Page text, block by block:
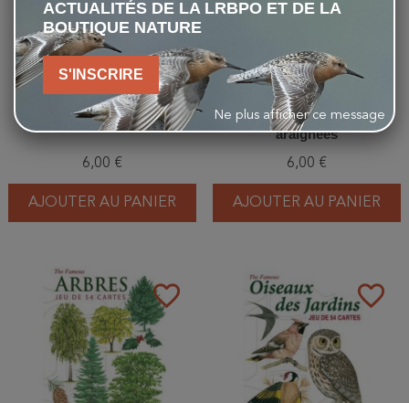
Jeu de cartes - Rapaces
6,00 €
AJOUTER AU PANIER
Jeu de cartes - Insectes et
araignées
6,00 €
AJOUTER AU PANIER
favorite_border favorite_border
ACTUALITÉS DE LA LRBPO ET DE LA
BOUTIQUE NATURE
S'INSCRIRE
Ne plus afficher ce message